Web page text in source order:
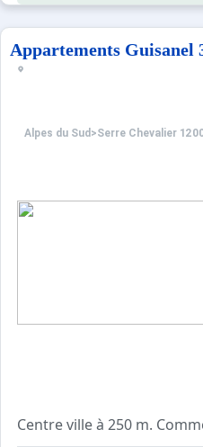
Appartements Guisanel
Alpes du Sud >Serre Chevalier
Centre ville à 250 m.